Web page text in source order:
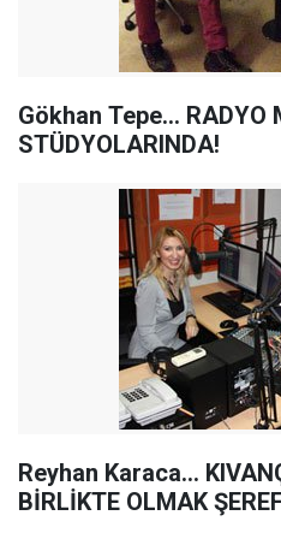
Gökhan Tepe... RADYO
STÜDYOLARINDA!
Reyhan Karaca...
BİRLİKTE OLMAK